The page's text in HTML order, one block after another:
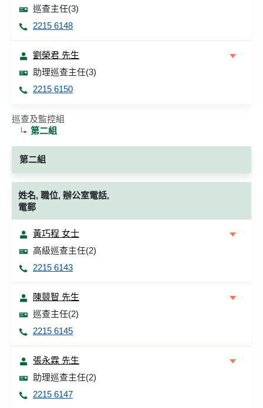
巡查主任(3)
2215 6148
劉榮君 先生
助理巡查主任(3)
2215 6150
巡查及監控組
第二組
第二組
姓名, 職位, 辦公室電話,
電郵
黃巧程 女士
高級巡查主任(2)
2215 6143
陳競智 先生
巡查主任(2)
2215 6145
張永霖 先生
助理巡查主任(2)
2215 6147